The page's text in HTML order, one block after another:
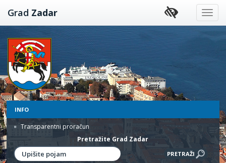
Preskoči
na
Grad Zadar
INFO
Transparentni proračun
Pretražite Grad Zadar